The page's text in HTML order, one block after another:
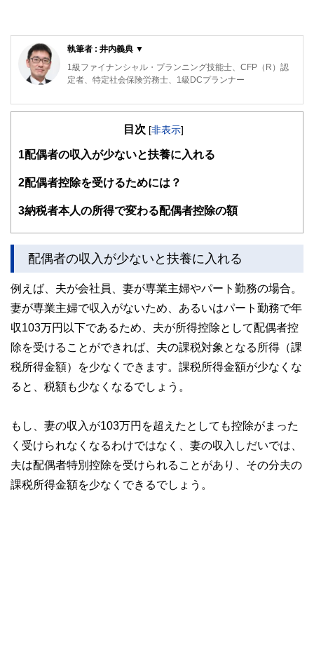
執筆者 : 井内義典 ▼
1級ファイナンシャル・プランニング技能士、CFP（R）認
定者、特定社会保険労務士、1級DCプランナー
専門は公的年金で、活動拠点は横浜。これまで公的年金につ
ほか、社労士向け・FP向け・地方自治体職員向けの教育研
定ＦＰ（https://fpsdn.net/fp/yinouchi/
目次 [非表示]
1配偶者の収入が少ないと扶養に入れる
2配偶者控除を受けるためには？
3納税者本人の所得で変わる配偶者控除の額
配偶者の収入が少ないと扶養に入れる
例えば、夫が会社員、妻が専業主婦やパート勤務の場合。
妻が専業主婦で収入がないため、あるいはパート勤務で年
収103万円以下であるため、夫が所得控除として配偶者控
除を受けることができれば、夫の課税対象となる所得（課
税所得金額）を少なくできます。課税所得金額が少なくな
ると、税額も少なくなるでしょう。
もし、妻の収入が103万円を超えたとしても控除がまった
く受けられなくなるわけではなく、妻の収入しだいでは、
夫は配偶者特別控除を受けられることがあり、その分夫の
課税所得金額を少なくできるでしょう。